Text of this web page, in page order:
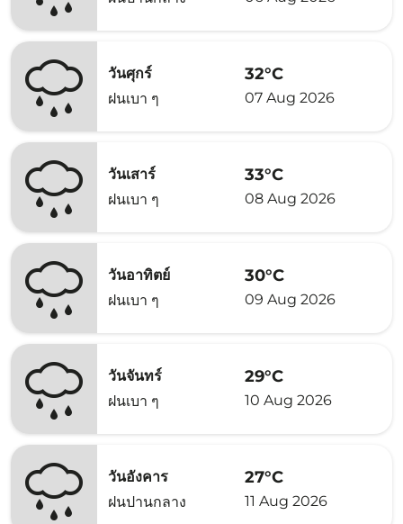
วันศุกร์
ฝนเบา ๆ
32°C
07 Aug 2026
วันเสาร์
ฝนเบา ๆ
33°C
08 Aug 2026
วันอาทิตย์
ฝนเบา ๆ
30°C
09 Aug 2026
วันจันทร์
ฝนเบา ๆ
29°C
10 Aug 2026
วันอังคาร
ฝนปานกลาง
27°C
11 Aug 2026